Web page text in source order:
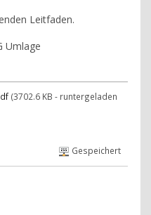
Leitfaden.
Umlage
(3702.6 KB - runtergeladen
Gespeichert